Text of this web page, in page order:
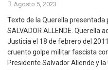
Agosto 5, 2023
Texto de la Querella presentada
SALVADOR ALLENDE. Querella
Justicia el 18 de febrero del
cruento golpe militar fascista
Presidente Salvador Allende y